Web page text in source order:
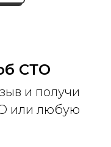
СТО
и получи
или любую